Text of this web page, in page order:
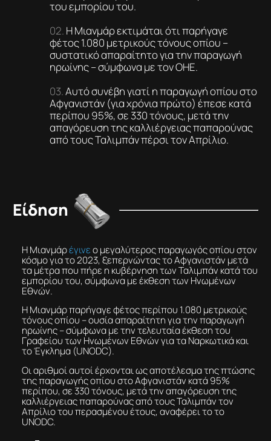
του εμπορίου του.
Η Μιανμάρ εκτιμάται ότι παρήγαγε
φέτος 1.080 μετρικούς τόνους οπίου –
συστατικό απαραίτητο για την παραγωγή
ηρωίνης – σύμφωνα με τον ΟΗΕ.
Αυτό συνέβη γιατί η παραγωγή οπίου στο
Αφγανιστάν (για χρόνια πρώτο) έπεσε κατά
περίπου 95%, σε 330 τόνους, μετά την
απαγόρευση της καλλιέργειας παπαρούνας
από τους Ταλιμπάν πέρσι τον Απρίλιο.
Είδηση
Η Μιανμάρέγινεο μεγαλύτερος παραγωγός οπίου στον
κόσμο για το 2023, ξεπερνώντας το Αφγανιστάν μετά
τα μέτρα που πήρε η κυβέρνηση των Ταλιμπάν κατά του
εμπορίου του, σύμφωνα με έκθεση των Ηνωμένων
Εθνών.
Η Μιανμάρ παρήγαγε φέτος περίπου 1.080 μετρικούς
τόνους οπίου – ουσία απαραίτητη για την παραγωγή
ηρωίνης – σύμφωνα με την τελευταία έκθεση του
Γραφείου των Ηνωμένων Εθνών για τα Ναρκωτικά και
το Έγκλημα (UNODC).
Οι αριθμοί αυτοί έρχονται ως αποτέλεσμα της πτώσης
της παραγωγής οπίου στο Αφγανιστάν κατά 95%
περίπου, σε 330 τόνους, μετά την απαγόρευση της
καλλιέργειας παπαρούνας από τους Ταλιμπάν τον
Απρίλιο του περασμένου έτους, αναφέρει το το
UNODC.